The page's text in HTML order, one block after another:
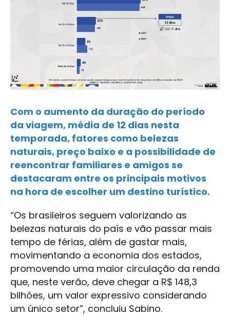
Com o aumento da duração do período
da viagem, média de 12 dias nesta
temporada, fatores como belezas
naturais, preço baixo e a possibilidade de
reencontrar familiares e amigos se
destacaram entre os principais motivos
na hora de escolher um destino turístico.
“Os brasileiros seguem valorizando as
belezas naturais do país e vão passar mais
tempo de férias, além de gastar mais,
movimentando a economia dos estados,
promovendo uma maior circulação da renda
que, neste verão, deve chegar a R$ 148,3
bilhões, um valor expressivo considerando
um único setor”, concluiu Sabino.